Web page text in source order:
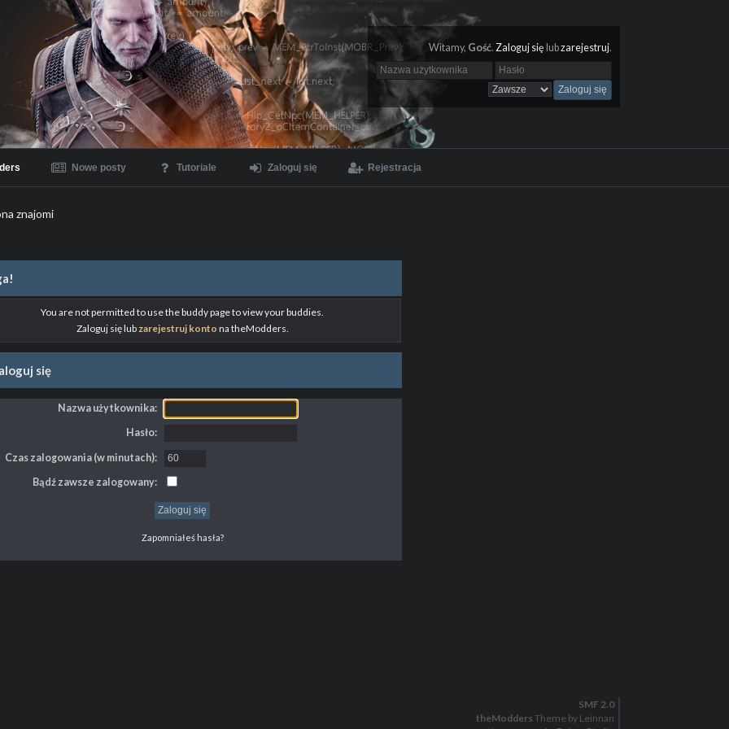
Witamy, Gość. Zaloguj się lubzarejestruj.
Nowe posty Tutoriale Zaloguj się Rejestracja
znajomi
You are not permitted to use the buddy page to view your buddies.
Zaloguj się lub zarejestruj konto na theModders.
się
Nazwa użytkownika:
Hasło:
Czas zalogowania (w minutach):
Bądź zawsze zalogowany:
Zapomniałeś hasła?
SMF 2.0
theModders Theme by Leinnan